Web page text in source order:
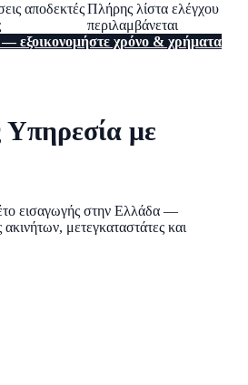
αποδεκτέςΠλήρης λίστα ελέγχου
περιλαμβάνεται
εξοικονομήστε χρόνο & χρήματα
Υπηρεσία με
εισαγωγής στην Ελλάδα —
μετεγκαταστάτες και